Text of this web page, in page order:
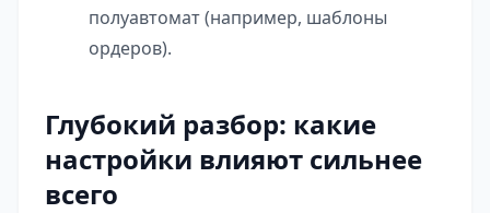
полуавтомат (например, шаблоны
ордеров).
Глубокий разбор: какие
настройки влияют сильнее
всего